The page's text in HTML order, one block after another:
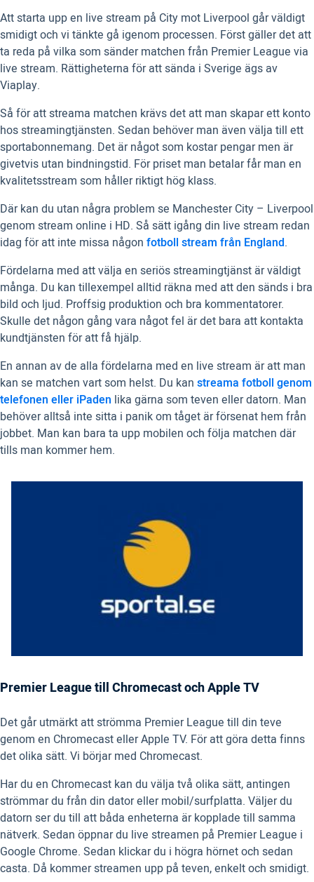
Att starta upp en live stream på City mot Liverpool går väldigt
smidigt och vi tänkte gå igenom processen. Först gäller det att
ta reda på vilka som sänder matchen från Premier League via
live stream. Rättigheterna för att sända i Sverige ägs av
Viaplay.
Så för att streama matchen krävs det att man skapar ett konto
hos streamingtjänsten. Sedan behöver man även välja till ett
sportabonnemang. Det är något som kostar pengar men är
givetvis utan bindningstid. För priset man betalar får man en
kvalitetsstream som håller riktigt hög klass.
Där kan du utan några problem se Manchester City – Liverpool
genom stream online i HD. Så sätt igång din live stream redan
idag för att inte missa någon fotboll stream från England.
Fördelarna med att välja en seriös streamingtjänst är väldigt
många. Du kan tillexempel alltid räkna med att den sänds i bra
bild och ljud. Proffsig produktion och bra kommentatorer.
Skulle det någon gång vara något fel är det bara att kontakta
kundtjänsten för att få hjälp.
En annan av de alla fördelarna med en live stream är att man
kan se matchen vart som helst. Du kan streama fotboll genom
telefonen eller iPaden lika gärna som teven eller datorn. Man
behöver alltså inte sitta i panik om tåget är försenat hem från
jobbet. Man kan bara ta upp mobilen och följa matchen där
tills man kommer hem.
Premier League till Chromecast och Apple TV
Det går utmärkt att strömma Premier League till din teve
genom en Chromecast eller Apple TV. För att göra detta finns
det olika sätt. Vi börjar med Chromecast.
Har du en Chromecast kan du välja två olika sätt, antingen
strömmar du från din dator eller mobil/surfplatta. Väljer du
datorn ser du till att båda enheterna är kopplade till samma
nätverk. Sedan öppnar du live streamen på Premier League i
Google Chrome. Sedan klickar du i högra hörnet och sedan
casta. Då kommer streamen upp på teven, enkelt och smidigt.